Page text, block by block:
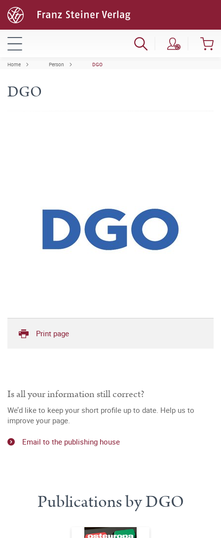
Home Person DGO
DGO
Print page
Is all your information still correct?
We’d like to keep your short profile up to date. Help us to
improve your page.
Email to the publishing house
Publications by DGO